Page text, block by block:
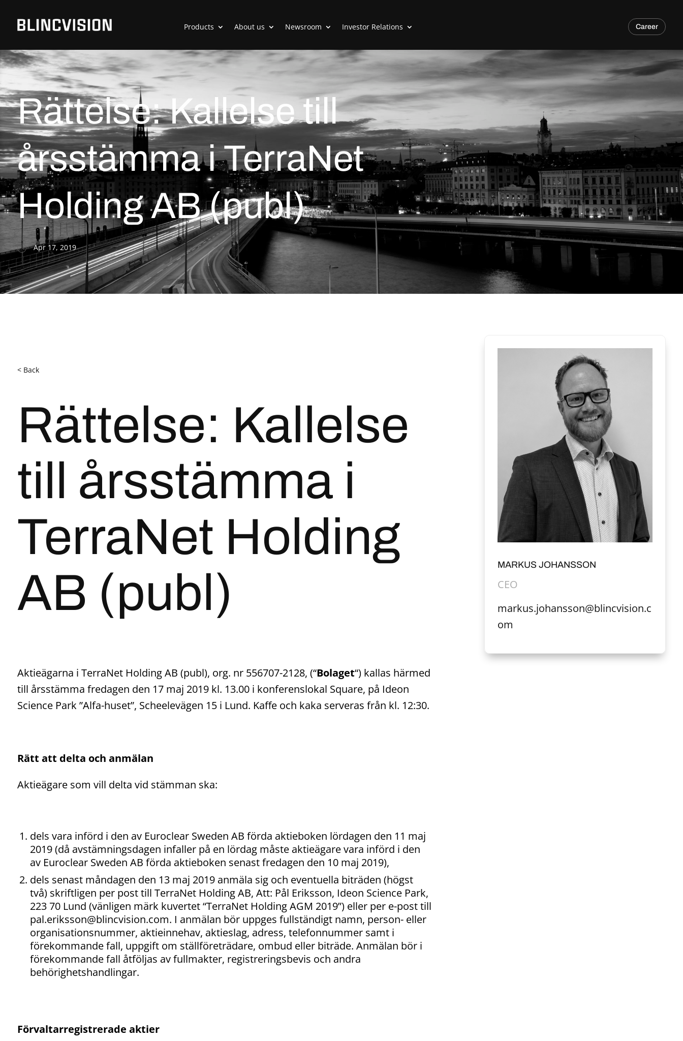
Products About us Newsroom Investor Relations Career
Rättelse: Kallelse till
årsstämma i TerraNet
Holding AB (publ)
Apr 17, 2019
< Back
Rättelse: Kallelse
till årsstämma i
TerraNet Holding
AB (publ)
Aktieägarna i TerraNet Holding AB (publ), org. nr 556707-2128, (“Bolaget“) kallas härmed
till årsstämma fredagen den 17 maj 2019 kl. 13.00 i konferenslokal Square, på Ideon
Science Park ”Alfa-huset”, Scheelevägen 15 i Lund. Kaffe och kaka serveras från kl. 12:30.
Rätt att delta och anmälan
Aktieägare som vill delta vid stämman ska:
dels vara införd i den av Euroclear Sweden AB förda aktieboken lördagen den 11 maj
2019 (då avstämningsdagen infaller på en lördag måste aktieägare vara införd i den
av Euroclear Sweden AB förda aktieboken senast fredagen den 10 maj 2019),
dels senast måndagen den 13 maj 2019 anmäla sig och eventuella biträden (högst
två) skriftligen per post till TerraNet Holding AB, Att: Pål Eriksson, Ideon Science Park,
223 70 Lund (vänligen märk kuvertet “TerraNet Holding AGM 2019”) eller per e-post till
pal.eriksson@blincvision.com. I anmälan bör uppges fullständigt namn, person- eller
organisationsnummer, aktieinnehav, aktieslag, adress, telefonnummer samt i
förekommande fall, uppgift om ställföreträdare, ombud eller biträde. Anmälan bör i
förekommande fall åtföljas av fullmakter, registreringsbevis och andra
behörighetshandlingar.
Förvaltarregistrerade aktier
MARKUS JOHANSSON
CEO
markus.johansson@blincvision.c
om